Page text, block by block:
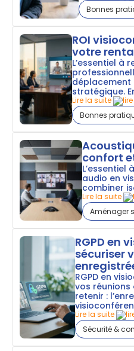
Bonnes
ROI
votre
L’essentiel à
déplacement
stratégique.
Lire la suite
Bonnes
confort
audio en
combiner
Lire la suite
Aménager
RGPD en
sécuriser
RGPD en
vos réunions
retenir :
Lire la suite
Sécurité &